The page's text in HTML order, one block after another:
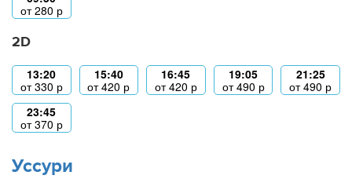
от280 р
2D
13:20
от330 р
15:40
от420 р
16:45
от420 р
19:05
от490 р
21:25
от490 р
23:45
от370 р
Уссури